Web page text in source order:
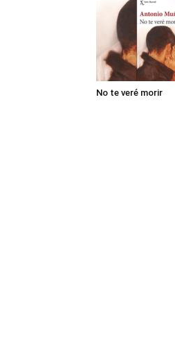
No te veré morir